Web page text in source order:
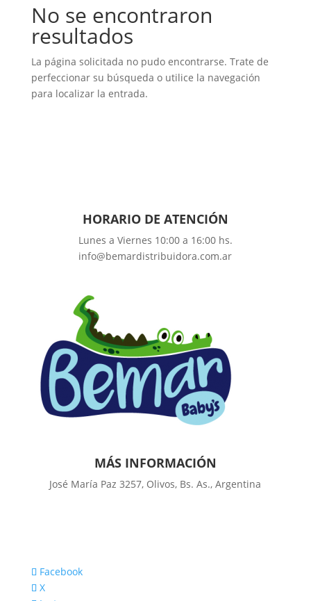
No se encontraron
resultados
La página solicitada no pudo encontrarse. Trate de
perfeccionar su búsqueda o utilice la navegación
para localizar la entrada.
HORARIO DE ATENCIÓN
Lunes a Viernes 10:00 a 16:00 hs.
info@bemardistribuidora.com.ar
MÁS INFORMACIÓN
José María Paz 3257, Olivos, Bs. As., Argentina
Facebook
X